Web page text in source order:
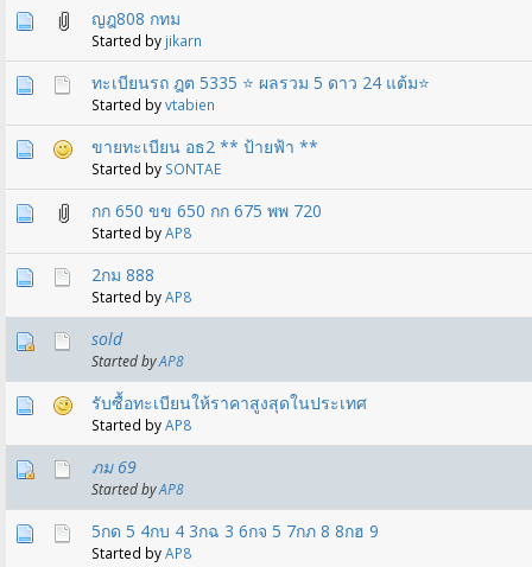
ญฎ808 กทม
Started by jikarn
ทะเบียนรถ ฎต 5335 ⭐️ ผลรวม 5 ดาว 24 แต้ม⭐️
Started byvtabien
ขายทะเบียน อธ2 ** ป้ายฟ้า **
Started by SONTAE
กก 650 ขข 650 กก 675 พพ 720
Started byAP8
2กม 888
Started byAP8
sold
Started byAP8
รับซื้อทะเบียนให้ราคาสูงสุดในประเทศ
Started byAP8
ภม 69
Started byAP8
5กด 5 4กบ 4 3กฉ 3 6กจ 5 7กภ 8 8กฮ 9
Started byAP8